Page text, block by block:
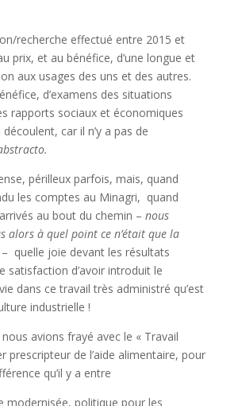
recherche effectué entre 2015 et
prix, et au bénéfice, d’une longue et
aux usages des uns et des autres.
d’examens des situations
rapports sociaux et économiques
car il n’y a pas de
périlleux parfois, mais, quand
les comptes au Minagri, quand
au bout du chemin – nous
alors à quel point ce n’était que la
– quelle joie devant les résultats
satisfaction d’avoir introduit le
dans ce travail très administré qu’est
industrielle !
avions frayé avec le « Travail
prescripteur de l’aide alimentaire, pour
qu’il y a entre
modernisée, politique pour les